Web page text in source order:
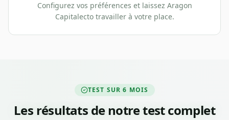
Configurez vos préférences et laissez Aragon
Capitalecto travailler à votre place.
TEST SUR 6 MOIS
Les résultats de notre test complet